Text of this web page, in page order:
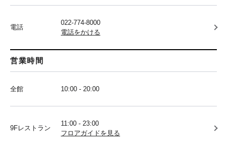
電話
022-774-8000
電話をかける
営業時間
全館 10:00 - 20:00
9Fレストラン
11:00 - 23:00
フロアガイドを見る